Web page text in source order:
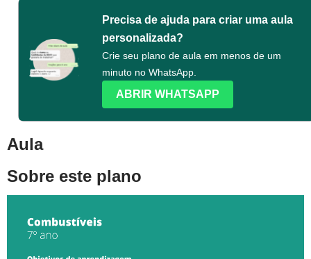
Precisa de ajuda para criar uma aula
personalizada?
Crie seu plano de aula em menos de um
minuto no WhatsApp.
ABRIR WHATSAPP
Aula
Sobre este plano